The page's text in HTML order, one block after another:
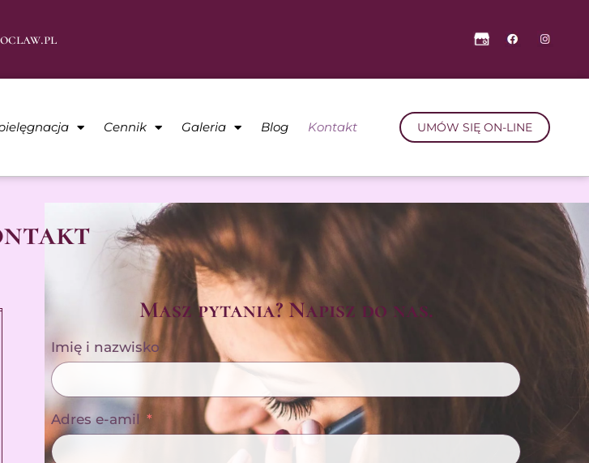
Cennik Galeria Blog Kontakt UMÓW SIĘ ON-LINE
Masz pytania? Napisz do nas.
Imię i nazwisko
Adres e-amil